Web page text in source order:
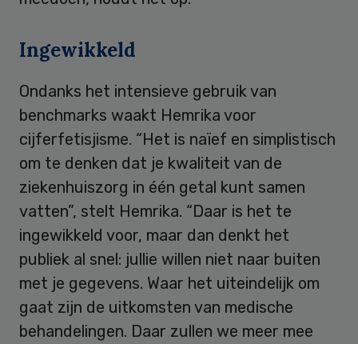
Ingewikkeld
Ondanks het intensieve gebruik van
benchmarks waakt Hemrika voor
cijferfetisjisme. “Het is naïef en simplistisch
om te denken dat je kwaliteit van de
ziekenhuiszorg in één getal kunt samen
vatten”, stelt Hemrika. “Daar is het te
ingewikkeld voor, maar dan denkt het
publiek al snel: jullie willen niet naar buiten
met je gegevens. Waar het uiteindelijk om
gaat zijn de uitkomsten van medische
behandelingen. Daar zullen we meer mee